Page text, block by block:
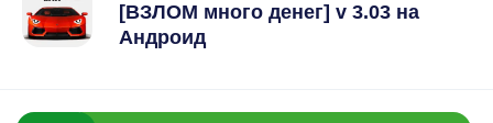
[ВЗЛОМ много денег] v 3.03 на
Андроид